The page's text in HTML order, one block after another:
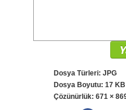
Dosya Türleri: JPG
Dosya Boyutu: 17 KB
Çözünürlük: 671 ×